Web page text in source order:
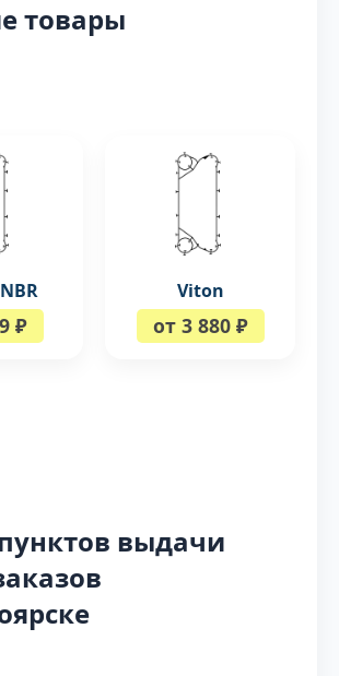
товары
₽
Viton
от 3 880 ₽
выдачи